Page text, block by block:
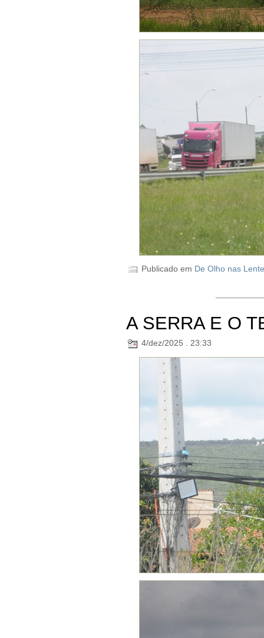
Publicado em De Olho nas
A SERRA E O
4/dez/2025 . 23:33